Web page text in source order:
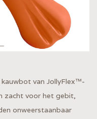
kauwbot van JollyFlex™-
zacht voor het gebit,
onweerstaanbaar